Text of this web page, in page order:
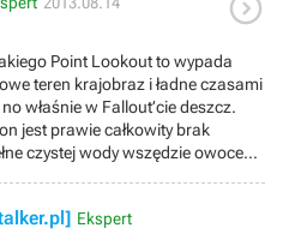
Point Lookout to wypada
teren krajobraz i ładne czasami
jest prawie całkowity brak
czystej wody wszędzie owoce
Ekspert